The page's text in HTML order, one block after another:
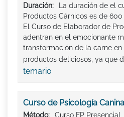
Duración:
La duración de el
Productos Cárnicos es de 600
El Curso de Elaborador de
adentran en el emocionante
transformación de la carne
productos deliciosos, ya que
temario
Curso de Psicología
Método:
Curso FP Presencial